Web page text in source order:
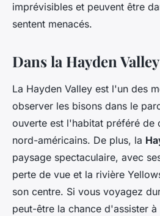
imprévisibles et peuvent être
sentent menacés.
Dans la Hayden Valley
La Hayden Valley est l'un des
observer les bisons dans le
ouverte est l'habitat préféré de
nord-américains. De plus, la
paysage spectaculaire, avec
perte de vue et la rivière
son centre. Si vous voyagez
peut-être la chance d'assister